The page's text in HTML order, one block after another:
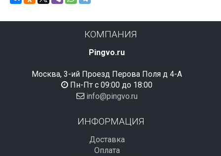
КОМПАНИЯ
Pingvo.ru
Москва, 3-ий Проезд Перова Поля д 4-А
Пн-Пт с 09:00 до 18:00
info@pingvo.ru
ИНФОРМАЦИЯ
Доставка
Оплата